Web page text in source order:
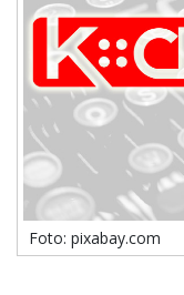
Foto: pixabay.com